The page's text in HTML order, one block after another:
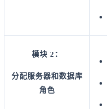
模块 2：
分配服务器和数据库
角色